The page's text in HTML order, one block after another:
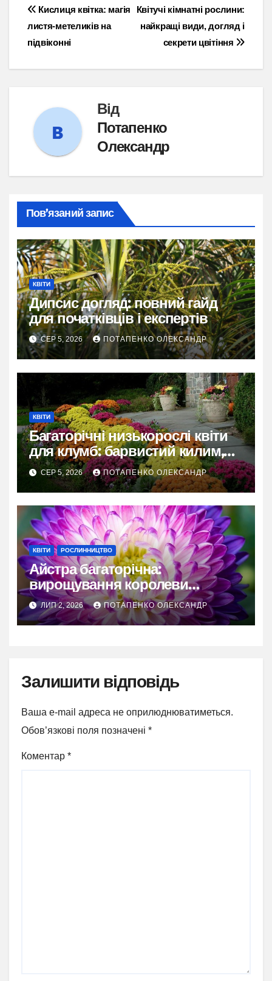
Навігація
записів
Квітучі кімнатні рослини:
найкращі види, догляд і
секрети цвітіння
Кислиця квітка: магія
листя-метеликів на
підвіконні
Від
Потапенко
Олександр
Пов’язаний запис
КВІТИ
Дипсис догляд: повний гайд
для початківців і експертів
СЕР 5, 2026 ПОТАПЕНКО ОЛЕКСАНДР
КВІТИ
Багаторічні низькорослі квіти
для клумб: барвистий килим,
що оживає щороку
СЕР 5, 2026 ПОТАПЕНКО ОЛЕКСАНДР
КВІТИ РОСЛИННИЦТВО
Айстра багаторічна:
вирощування королеви
осіннього саду
ЛИП 2, 2026 ПОТАПЕНКО ОЛЕКСАНДР
Залишити відповідь
Ваша e-mail адреса не оприлюднюватиметься.
Обов’язкові поля позначені *
Коментар *